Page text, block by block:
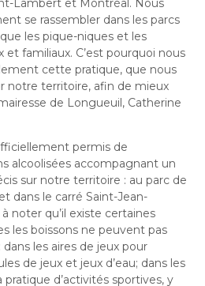
Lambert et Montréal. Nous
se rassembler dans les parcs
les pique-niques et les
familiaux. C’est pourquoi nous
cette pratique, que nous
notre territoire, afin de mieux
de Longueuil, Catherine
permis de
alcoolisées accompagnant un
sur notre territoire : au parc de
dans le carré Saint-Jean-
noter qu’il existe certaines
les boissons ne peuvent pas
les aires de jeux pour
de jeux et jeux d’eau; dans les
d’activités sportives, y